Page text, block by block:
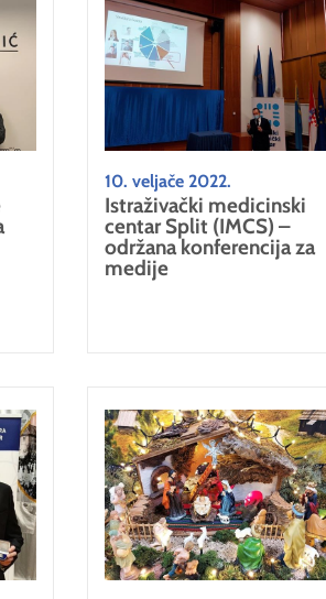
10. veljače 2022.
Istraživački medicinski
centar Split (IMCS) –
održana konferencija za
medije